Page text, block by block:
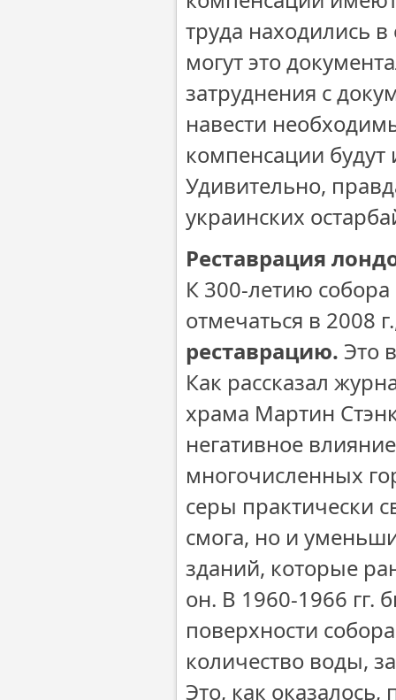
труда находились
могут это
затруднения с
навести
компенсации
Удивительно,
украинских
Реставрация
К 300-летию собора
отмечаться в 2008
реставрацию. Это
Как рассказал
храма Мартин
негативное
многочисленных
серы практически
смога, но и
зданий, которые
он. В 1960-1966 гг.
поверхности
количество воды,
Это, как